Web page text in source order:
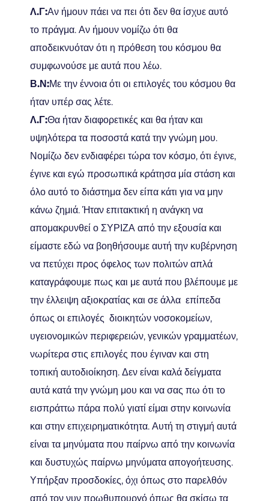
Λ.Γ:Αν ήμουν πάει να πει ότι δεν θα ίσχυε αυτό
το πράγμα. Αν ήμουν νομίζω ότι θα
αποδεικνυόταν ότι η πρόθεση του κόσμου θα
συμφωνούσε με αυτά που λέω.
Β.Ν:Με την έννοια ότι οι επιλογές του κόσμου θα
ήταν υπέρ σας λέτε.
Λ.Γ:Θα ήταν διαφορετικές και θα ήταν και
υψηλότερα τα ποσοστά κατά την γνώμη μου.
Νομίζω δεν ενδιαφέρει τώρα τον κόσμο, ότι έγινε,
έγινε και εγώ προσωπικά κράτησα μία στάση και
όλο αυτό το διάστημα δεν είπα κάτι για να μην
κάνω ζημιά. Ήταν επιτακτική η ανάγκη να
απομακρυνθεί ο ΣΥΡΙΖΑ από την εξουσία και
είμαστε εδώ να βοηθήσουμε αυτή την κυβέρνηση
να πετύχει προς όφελος των πολιτών απλά
καταγράφουμε πως και με αυτά που βλέπουμε με
την έλλειψη αξιοκρατίας και σε άλλα επίπεδα
όπως οι επιλογές διοικητών νοσοκομείων,
υγειονομικών περιφερειών, γενικών γραμματέων,
νωρίτερα στις επιλογές που έγιναν και στη
τοπική αυτοδιοίκηση. Δεν είναι καλά δείγματα
αυτά κατά την γνώμη μου και να σας πω ότι το
εισπράττω πάρα πολύ γιατί είμαι στην κοινωνία
και στην επιχειρηματικότητα. Αυτή τη στιγμή αυτά
είναι τα μηνύματα που παίρνω από την κοινωνία
και δυστυχώς παίρνω μηνύματα απογοήτευσης.
Υπήρξαν προσδοκίες, όχι όπως στο παρελθόν
από τον νυν πρωθυπουργό όπως θα σκίσω τα